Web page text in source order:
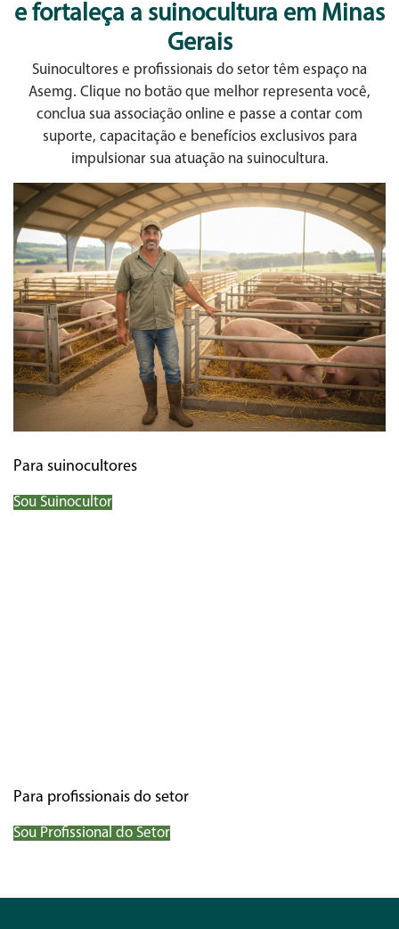
e fortaleça a suinocultura em Minas
Gerais
Suinocultores e profissionais do setor têm espaço na
Asemg. Clique no botão que melhor representa você,
conclua sua associação online e passe a contar com
suporte, capacitação e benefícios exclusivos para
impulsionar sua atuação na suinocultura.
Para suinocultores
Sou Suinocultor
Para profissionais do setor
Sou Profissional do Setor